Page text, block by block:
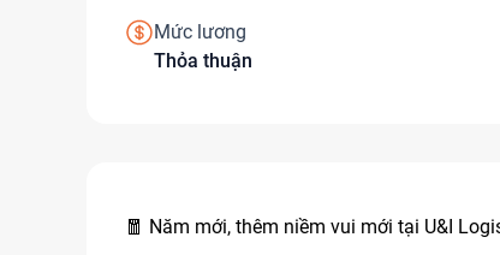
Mức lương
Thỏa thuận
🧧 Năm mới, thêm niềm vui mới tại U&I